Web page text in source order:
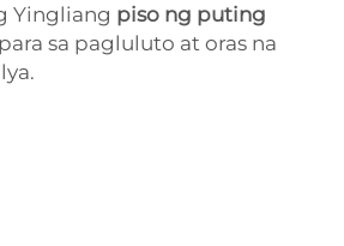
Yingliang piso ng puting
sa pagluluto at oras na